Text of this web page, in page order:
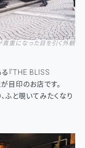
貴重になった目を引く外観
『THE BLISS
目印のお店です。
ふと覗いてみたくなり